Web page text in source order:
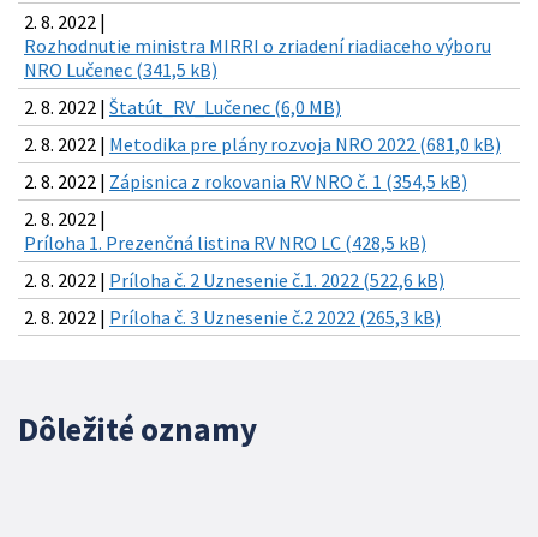
2. 8. 2022 |
Rozhodnutie ministra MIRRI o zriadení riadiaceho výboru
NRO Lučenec (341,5 kB)
2. 8. 2022 | Štatút_RV_Lučenec (6,0 MB)
2. 8. 2022 | Metodika pre plány rozvoja NRO 2022 (681,0 kB)
2. 8. 2022 | Zápisnica z rokovania RV NRO č. 1 (354,5 kB)
2. 8. 2022 |
Príloha 1. Prezenčná listina RV NRO LC (428,5 kB)
2. 8. 2022 | Príloha č. 2 Uznesenie č.1. 2022 (522,6 kB)
2. 8. 2022 | Príloha č. 3 Uznesenie č.2 2022 (265,3 kB)
Dôležité oznamy